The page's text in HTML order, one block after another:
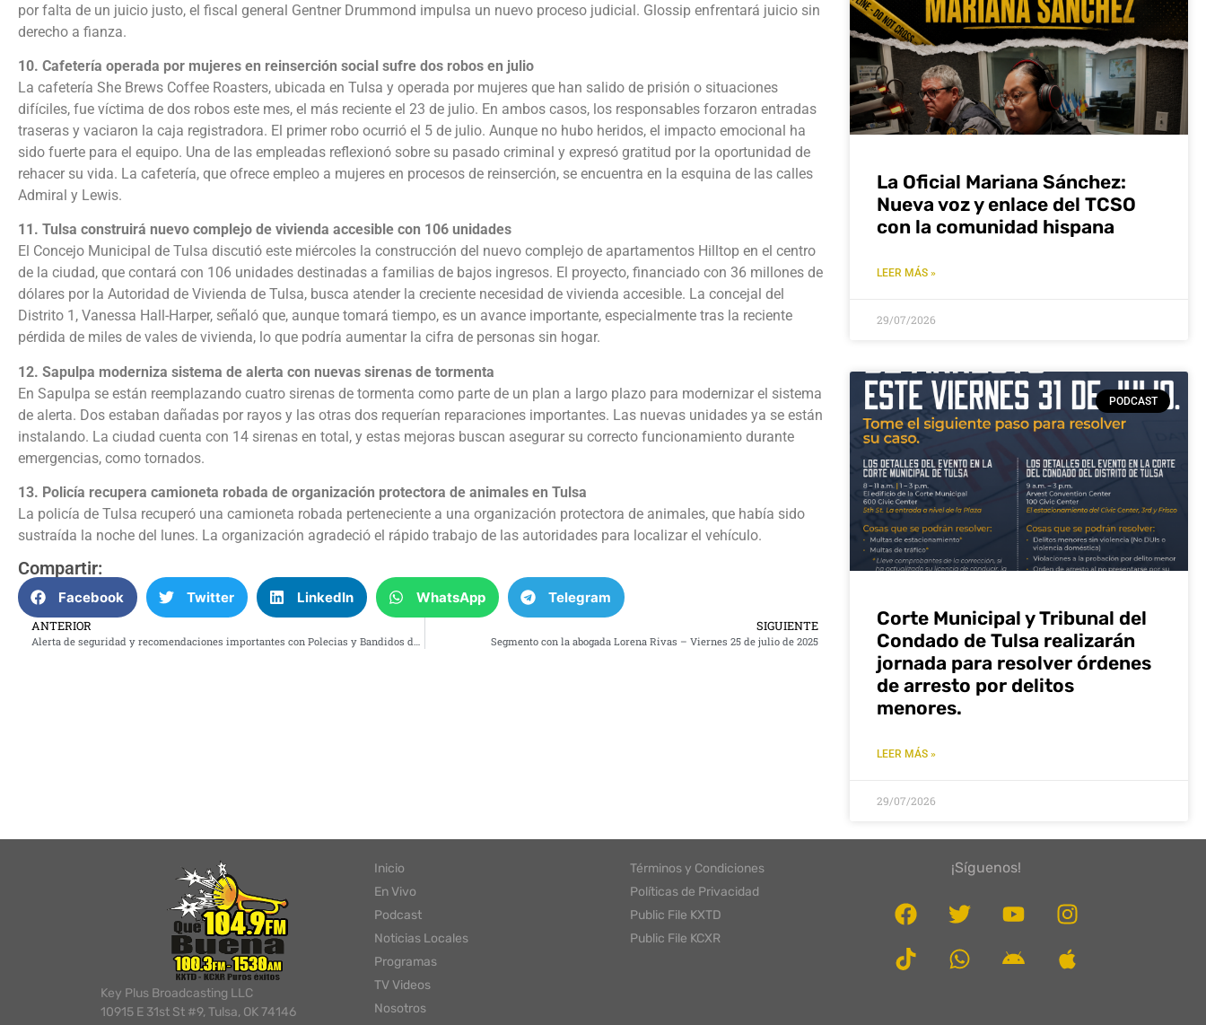
por falta de un juicio justo, el fiscal general Gentner Drummond impulsa un nuevo proceso judicial. Glossip enfrentará juicio sin
derecho a fianza.
10. Cafetería operada por mujeres en reinserción social sufre dos robos en julio
La cafetería She Brews Coffee Roasters, ubicada en Tulsa y operada por mujeres que han salido de prisión o situaciones
difíciles, fue víctima de dos robos este mes, el más reciente el 23 de julio. En ambos casos, los responsables forzaron entradas
traseras y vaciaron la caja registradora. El primer robo ocurrió el 5 de julio. Aunque no hubo heridos, el impacto emocional ha
sido fuerte para el equipo. Una de las empleadas reflexionó sobre su pasado criminal y expresó gratitud por la oportunidad de
rehacer su vida. La cafetería, que ofrece empleo a mujeres en procesos de reinserción, se encuentra en la esquina de las calles
Admiral y Lewis.
11. Tulsa construirá nuevo complejo de vivienda accesible con 106 unidades
El Concejo Municipal de Tulsa discutió este miércoles la construcción del nuevo complejo de apartamentos Hilltop en el centro
de la ciudad, que contará con 106 unidades destinadas a familias de bajos ingresos. El proyecto, financiado con 36 millones de
dólares por la Autoridad de Vivienda de Tulsa, busca atender la creciente necesidad de vivienda accesible. La concejal del
Distrito 1, Vanessa Hall-Harper, señaló que, aunque tomará tiempo, es un avance importante, especialmente tras la reciente
pérdida de miles de vales de vivienda, lo que podría aumentar la cifra de personas sin hogar.
12. Sapulpa moderniza sistema de alerta con nuevas sirenas de tormenta
En Sapulpa se están reemplazando cuatro sirenas de tormenta como parte de un plan a largo plazo para modernizar el sistema
de alerta. Dos estaban dañadas por rayos y las otras dos requerían reparaciones importantes. Las nuevas unidades ya se están
instalando. La ciudad cuenta con 14 sirenas en total, y estas mejoras buscan asegurar su correcto funcionamiento durante
emergencias, como tornados.
13. Policía recupera camioneta robada de organización protectora de animales en Tulsa
La policía de Tulsa recuperó una camioneta robada perteneciente a una organización protectora de animales, que había sido
sustraída la noche del lunes. La organización agradeció el rápido trabajo de las autoridades para localizar el vehículo.
Compartir:
Facebook Twitter LinkedIn WhatsApp Telegram
ANTERIOR
Alerta de seguridad y recomendaciones importantes con Polecias y Bandidos del 24 de Julio 2025
SIGUIENTE
Segmento con la abogada Lorena Rivas – Viernes 25 de julio de 2025
La Oficial Mariana Sánchez:
Nueva voz y enlace del TCSO
con la comunidad hispana
LEER MÁS »
29/07/2026
PODCAST
Corte Municipal y Tribunal del
Condado de Tulsa realizarán
jornada para resolver órdenes
de arresto por delitos
menores.
LEER MÁS »
29/07/2026
Key Plus Broadcasting LLC
10915 E 31st St #9, Tulsa, OK 74146
Inicio
En Vivo
Podcast
Noticias Locales
Programas
TV Videos
Nosotros
Términos y Condiciones
Políticas de Privacidad
Public File KXTD
Public File KCXR
¡Síguenos!